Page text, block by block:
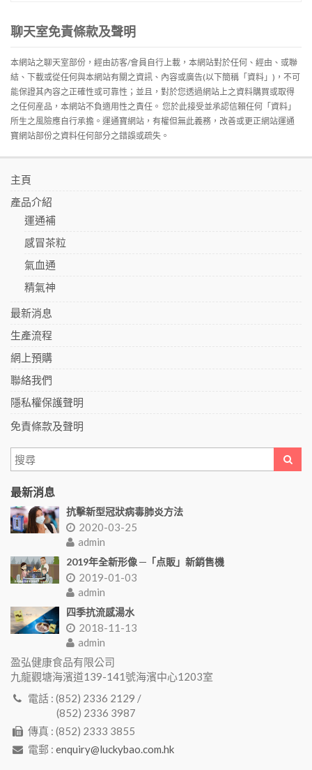
聊天室免責條款及聲明
本網站之聊天室部份，經由訪客/會員自行上載，本網站對於任何、經由、或聯
結、下載或從任何與本網站有關之資訊、內容或廣告(以下簡稱「資料」)，不可
能保證其內容之正確性或可靠性；並且，對於您透過網站上之資料購買或取得
之任何産品，本網站不負適用性之責任。 您於此接受並承認信賴任何「資料」
所生之風險應自行承擔。運通寶網站，有權但無此義務，改善或更正網站運通
寶網站部份之資料任何部分之錯誤或疏失。
主頁
產品介紹
運通補
感冒茶粒
氣血通
精氣神
最新消息
生產流程
網上預購
聯絡我們
隱私權保護聲明
免責條款及聲明
最新消息
抗擊新型冠狀病毒肺炎方法
2020-03-25
admin
2019年全新形像 ─「点販」新銷售機
2019-01-03
admin
四季抗流感湯水
2018-11-13
admin
盈弘健康食品有限公司
九龍觀塘海濱道139-141號海濱中心1203室
電話 : (852) 2336 2129 /
(852) 2336 3987
傳真 : (852) 2333 3855
電郵 : enquiry@luckybao.com.hk